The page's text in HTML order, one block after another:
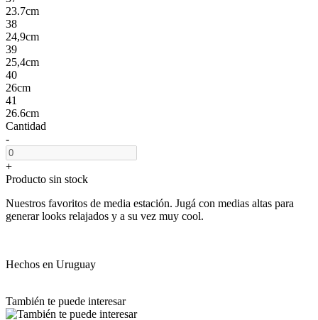
23.7cm
38
24,9cm
39
25,4cm
40
26cm
41
26.6cm
Cantidad
-
+
Producto sin stock
Nuestros favoritos de media estación. Jugá con medias altas para
generar looks relajados y a su vez muy cool.
Hechos en Uruguay
También te puede interesar